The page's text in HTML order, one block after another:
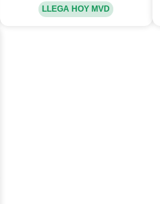
LLEGA HOY MVD